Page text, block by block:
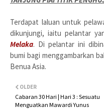
Terdapat laluan untuk
dikunjungi, iaitu pelantar
Melaka. Di pelantar ini
bumi bagi menggambarkan
Benua Asia.
OLDER
Cabaran 30 Hari | Hari 3 : Sesuatu
Menguatkan Mawardi Yunus